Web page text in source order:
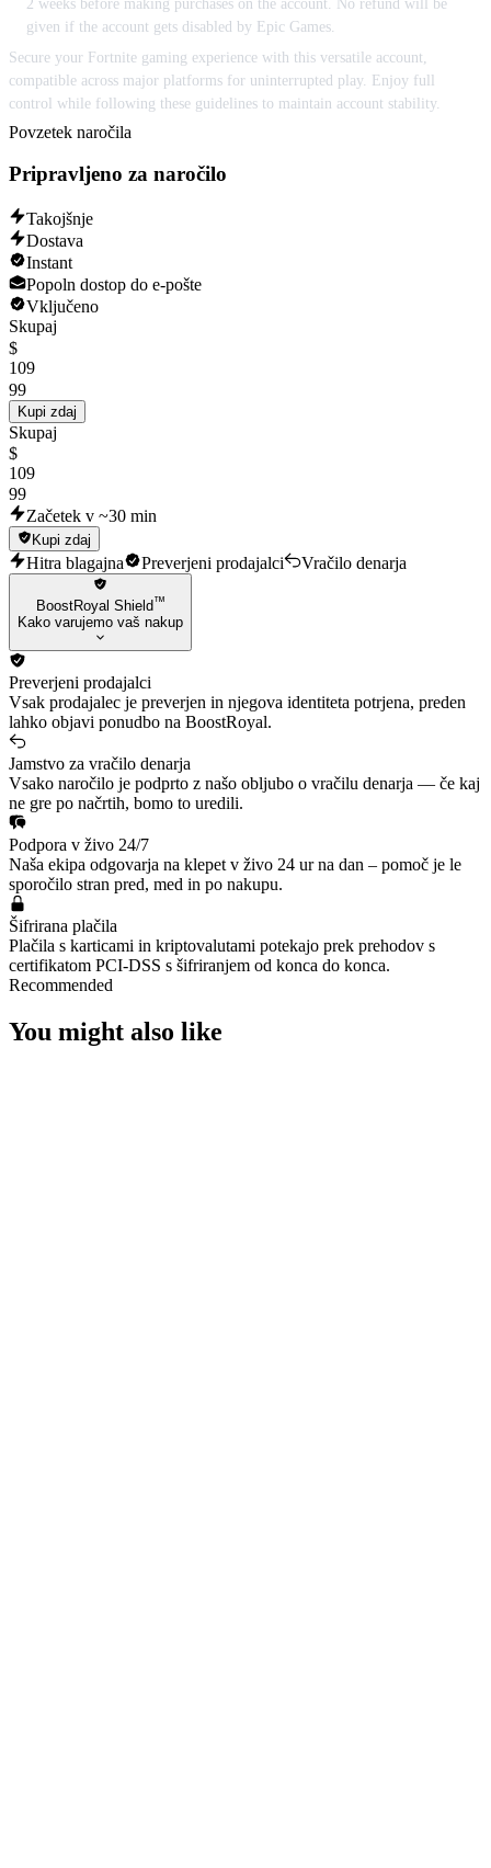
2 weeks before making purchases on the account. No refund will be
given if the account gets disabled by Epic Games.
Secure your Fortnite gaming experience with this versatile account,
compatible across major platforms for uninterrupted play. Enjoy full
control while following these guidelines to maintain account stability.
Povzetek naročila
Pripravljeno za naročilo
Takojšnje
Dostava
Instant
Popoln dostop do e-pošte
Vključeno
Skupaj
$
109
99
Kupi zdaj
Skupaj
$
109
99
Začetek v ~30 min
Kupi zdaj
Hitra blagajna Preverjeni prodajalci Vračilo denarja
BoostRoyal Shield™
Kako varujemo vaš nakup
Preverjeni prodajalci
Vsak prodajalec je preverjen in njegova identiteta potrjena, preden
lahko objavi ponudbo na BoostRoyal.
Jamstvo za vračilo denarja
Vsako naročilo je podprto z našo obljubo o vračilu denarja — če kaj
ne gre po načrtih, bomo to uredili.
Podpora v živo 24/7
Naša ekipa odgovarja na klepet v živo 24 ur na dan – pomoč je le
sporočilo stran pred, med in po nakupu.
Šifrirana plačila
Plačila s karticami in kriptovalutami potekajo prek prehodov s
certifikatom PCI-DSS s šifriranjem od konca do konca.
Recommended
You might also like